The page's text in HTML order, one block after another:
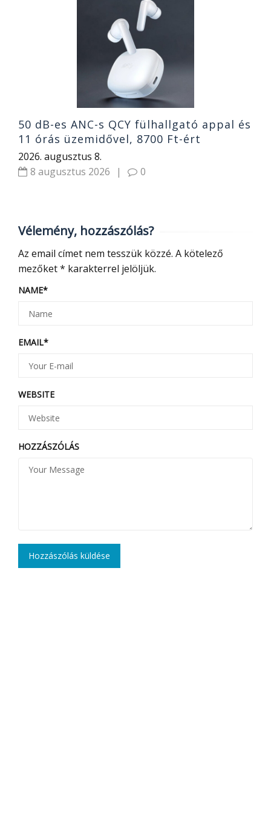
50 dB-es ANC-s QCY fülhallgató appal és
11 órás üzemidővel, 8700 Ft-ért
2026. augusztus 8.
8 augusztus 2026
| 0
Vélemény, hozzászólás?
Az email címet nem tesszük közzé. A kötelező
mezőket* karakterrel jelöljük.
NAME*
EMAIL*
WEBSITE
HOZZÁSZÓLÁS